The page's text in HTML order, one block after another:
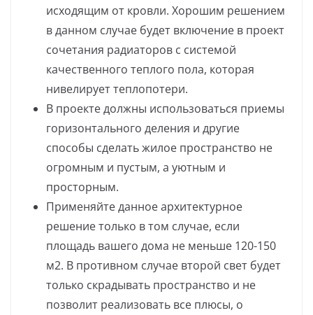
исходящим от кровли. Хорошим решением
в данном случае будет включение в проект
сочетания радиаторов с системой
качественного теплого пола, которая
нивелирует теплопотери.
В проекте должны использоваться приемы
горизонтального деления и другие
способы сделать жилое пространство не
огромным и пустым, а уютным и
просторным.
Применяйте данное архитектурное
решение только в том случае, если
площадь вашего дома не меньше 120-150
м2. В противном случае второй свет будет
только скрадывать пространство и не
позволит реализовать все плюсы, о